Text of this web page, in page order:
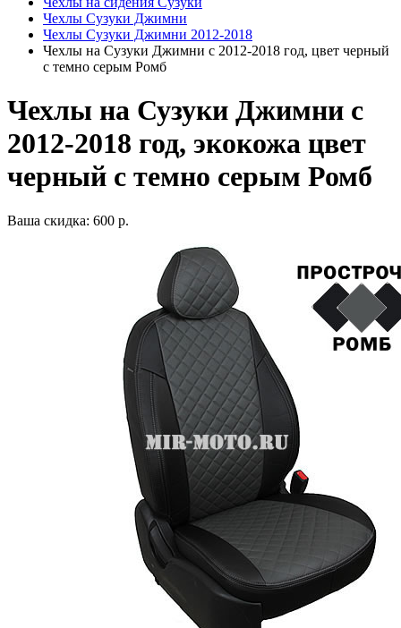
Чехлы Сузуки Джимни
Чехлы Сузуки Джимни 2012-2018
Чехлы на Сузуки Джимни с 2012-2018 год, цвет черный
с темно серым Ромб
Чехлы на Сузуки Джимни с
2012-2018 год, экокожа цвет
черный с темно серым Ромб
Ваша скидка: 600 р.